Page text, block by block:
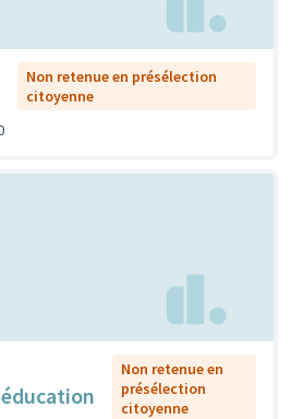
Non retenue en présélection
citoyenne
Non retenue en
présélection
citoyenne